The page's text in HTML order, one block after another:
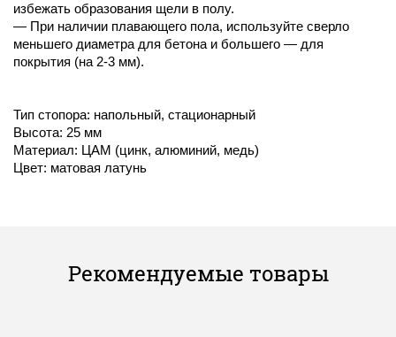
избежать образования щели в полу.
— При наличии плавающего пола, используйте сверло
меньшего диаметра для бетона и большего — для
покрытия (на 2-3 мм).
Тип стопора: напольный, стационарный
Высота: 25 мм
Материал: ЦАМ (цинк, алюминий, медь)
Цвет: матовая латунь
Рекомендуемые товары